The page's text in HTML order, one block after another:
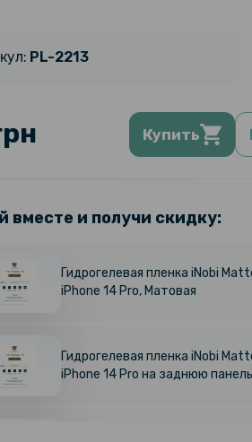
PL-2213
Купить
вместе и получи скидку:
Гидрогелевая пленка iNobi
iPhone 14 Pro, Матовая
Гидрогелевая пленка iNobi
iPhone 14 Pro на заднюю